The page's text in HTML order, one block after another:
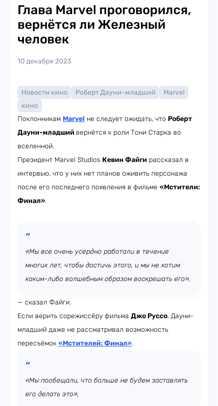
Глава Marvel проговорился,
вернётся ли Железный
человек
10 декабря 2023
Новости кино Роберт Дауни-младший
Marvel
кино
Поклонникам Marvel не следует ожидать, что Роберт
Дауни-младший вернётся к роли Тони Старка во
вселенной.
Президент Marvel Studios Кевин Файги рассказал в
интервью, что у них нет планов оживить персонажа
после его последнего появления в фильме «Мстители:
Финал».
«Мы все очень усердно работали в течение
многих лет, чтобы достичь этого, и мы не хотим
каким-либо волшебным образом воскрешать его»,
— сказал Файги.
Если верить сорежиссёру фильма Джо Руссо, Дауни-
младший даже не рассматривал возможность
пересъёмок «Мстителей: Финал».
«Мы пообещали, что больше не будем заставлять
его делать это»,